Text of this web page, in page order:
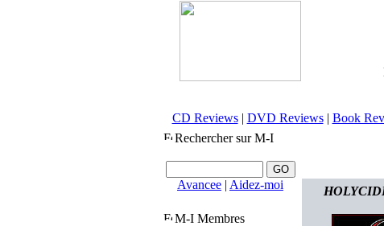
CD Reviews| DVD Reviews| Book
Rechercher sur M-I
Avancee | Aidez-moi
M-I Membres